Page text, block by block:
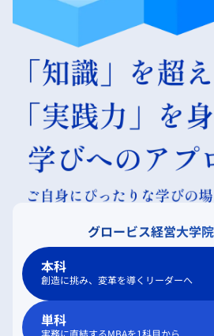
グロービス経営大学院
本科
創造に挑み、変革を導くリーダーへ
単科
実務に直結するMBAを1科目から